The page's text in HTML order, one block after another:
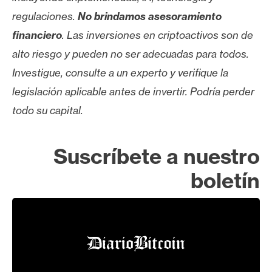
regulaciones. No brindamos asesoramiento
financiero. Las inversiones en criptoactivos son de
alto riesgo y pueden no ser adecuadas para todos.
Investigue, consulte a un experto y verifique la
legislación aplicable antes de invertir. Podría perder
todo su capital.
Suscríbete a nuestro
boletín